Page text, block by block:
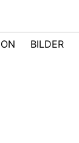
BILDER